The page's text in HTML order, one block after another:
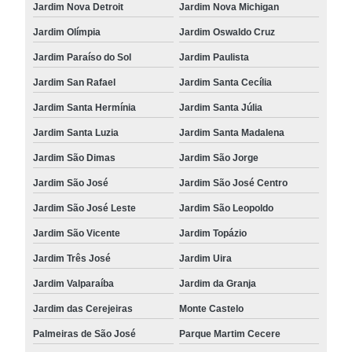
Jardim Nova Detroit Jardim Nova Michigan
Jardim Olímpia Jardim Oswaldo Cruz
Jardim Paraíso do Sol Jardim Paulista
Jardim San Rafael Jardim Santa Cecília
Jardim Santa Hermínia Jardim Santa Júlia
Jardim Santa Luzia Jardim Santa Madalena
Jardim São Dimas Jardim São Jorge
Jardim São José Jardim São José Centro
Jardim São José Leste Jardim São Leopoldo
Jardim São Vicente Jardim Topázio
Jardim Três José Jardim Uira
Jardim Valparaíba Jardim da Granja
Jardim das Cerejeiras Monte Castelo
Palmeiras de São José Parque Martim Cecere